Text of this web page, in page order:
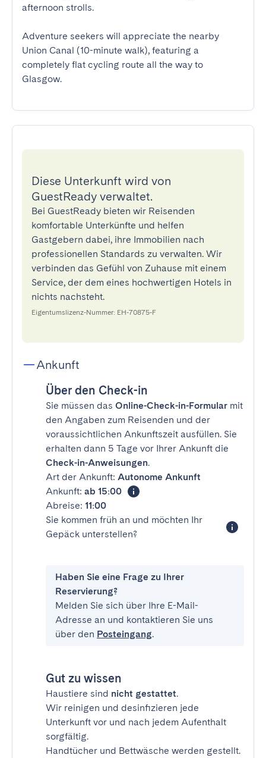
afternoon strolls.
Adventure seekers will appreciate the nearby
Union Canal (10-minute walk), featuring a
completely flat cycling route all the way to
Glasgow.
Diese Unterkunft wird von
GuestReady verwaltet.
Bei GuestReady bieten wir Reisenden
komfortable Unterkünfte und helfen
Gastgebern dabei, ihre Immobilien nach
professionellen Standards zu verwalten. Wir
verbinden das Gefühl von Zuhause mit einem
Service, der dem eines hochwertigen Hotels in
nichts nachsteht.
Eigentumslizenz-Nummer: EH-70875-F
Ankunft
Über den Check-in
Sie müssen das Online-Check-in-Formular mit
den Angaben zum Reisenden und der
voraussichtlichen Ankunftszeit ausfüllen. Sie
erhalten dann 5 Tage vor Ihrer Ankunft die
Check-in-Anweisungen.
Art der Ankunft: Autonome Ankunft
Ankunft: ab 15:00
Abreise: 11:00
Sie kommen früh an und möchten Ihr
Gepäck unterstellen?
Haben Sie eine Frage zu Ihrer
Reservierung?
Melden Sie sich über Ihre E-Mail-
Adresse an und kontaktieren Sie uns
über den Posteingang.
Gut zu wissen
Haustiere sind nicht gestattet.
Wir reinigen und desinfizieren jede
Unterkunft vor und nach jedem Aufenthalt
sorgfältig.
Handtücher und Bettwäsche werden gestellt.